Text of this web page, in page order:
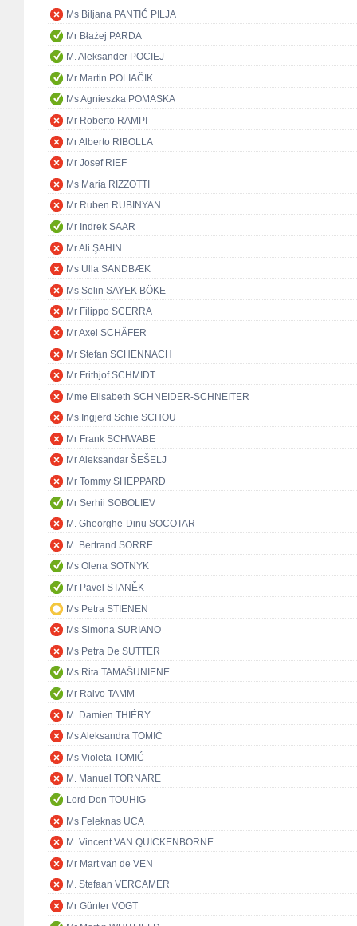
Ms Biljana PANTIĆ PILJA
Mr Błażej PARDA
M. Aleksander POCIEJ
Mr Martin POLIAČIK
Ms Agnieszka POMASKA
Mr Roberto RAMPI
Mr Alberto RIBOLLA
Mr Josef RIEF
Ms Maria RIZZOTTI
Mr Ruben RUBINYAN
Mr Indrek SAAR
Mr Ali ŞAHİN
Ms Ulla SANDBÆK
Ms Selin SAYEK BÖKE
Mr Filippo SCERRA
Mr Axel SCHÄFER
Mr Stefan SCHENNACH
Mr Frithjof SCHMIDT
Mme Elisabeth SCHNEIDER-SCHNEITER
Ms Ingjerd Schie SCHOU
Mr Frank SCHWABE
Mr Aleksandar ŠEŠELJ
Mr Tommy SHEPPARD
Mr Serhii SOBOLIEV
M. Gheorghe-Dinu SOCOTAR
M. Bertrand SORRE
Ms Olena SOTNYK
Mr Pavel STANĚK
Ms Petra STIENEN
Ms Simona SURIANO
Ms Petra De SUTTER
Ms Rita TAMAŠUNIENĖ
Mr Raivo TAMM
M. Damien THIÉRY
Ms Aleksandra TOMIĆ
Ms Violeta TOMIĆ
M. Manuel TORNARE
Lord Don TOUHIG
Ms Feleknas UCA
M. Vincent VAN QUICKENBORNE
Mr Mart van de VEN
M. Stefaan VERCAMER
Mr Günter VOGT